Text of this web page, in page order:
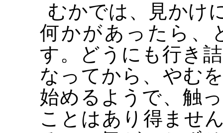
むかでは、見かけ
何かがあったら、
す。どうにも行き
なってから、やむ
始めるようで、触
ことはあり得ませ